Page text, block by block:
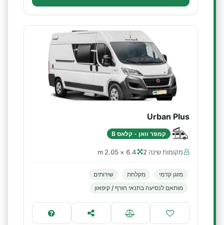
Urban Plus
קמפר וואן - קלאס B
מקומות שינה 2 6.4 × 2.05 m
מזגן קדמי מקלחת
שירותים
מותאם לנסיעה בתנאי חורף / קיפאון